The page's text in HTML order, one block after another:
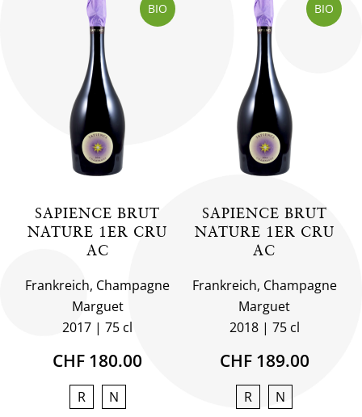
BIO
SAPIENCE BRUT
NATURE 1ER CRU
AC
Frankreich, Champagne
Marguet
2017
75 cl
CHF 180.00
R N
BIO
SAPIENCE BRUT
NATURE 1ER CRU
AC
Frankreich, Champagne
Marguet
2018
75 cl
CHF 189.00
R N